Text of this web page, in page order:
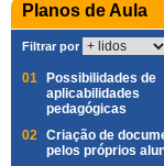
Planos de Aula
Filtrar por
01
Possibilidades de
aplicabilidades
pedagógicas
02 Criação de
pelos próprios